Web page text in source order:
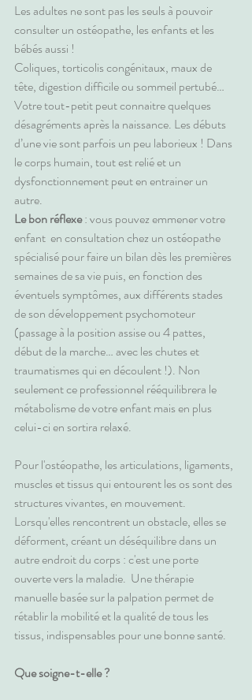
Les adultes ne sont pas les seuls à pouvoir
consulter un ostéopathe, les enfants et les
bébés aussi !
Coliques, torticolis congénitaux, maux de
tête, digestion difficile ou sommeil pertubé…
Votre tout-petit peut connaitre quelques
désagréments après la naissance. Les débuts
d’une vie sont parfois un peu laborieux ! Dans
le corps humain, tout est relié et un
dysfonctionnement peut en entrainer un
autre.
Le bon réflexe : vous pouvez emmener votre
enfant  en consultation chez un ostéopathe
spécialisé pour faire un bilan dès les premières
semaines de sa vie puis, en fonction des
éventuels symptômes, aux différents stades
de son développement psychomoteur
(passage à la position assise ou 4 pattes,
début de la marche… avec les chutes et
traumatismes qui en découlent !). Non
seulement ce professionnel rééquilibrera le
métabolisme de votre enfant mais en plus
celui-ci en sortira relaxé.
Pour l'ostéopathe, les articulations, ligaments,
muscles et tissus qui entourent les os sont des
structures vivantes, en mouvement.
Lorsqu'elles rencontrent un obstacle, elles se
déforment, créant un déséquilibre dans un
autre endroit du corps : c'est une porte
ouverte vers la maladie.  Une thérapie
manuelle basée sur la palpation permet de
rétablir la mobilité et la qualité de tous les
tissus, indispensables pour une bonne santé.
Que soigne-t-elle ?